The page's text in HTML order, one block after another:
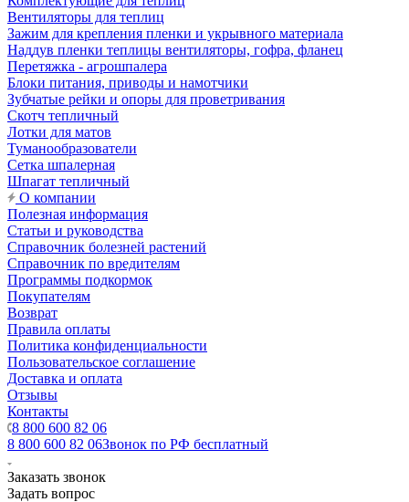
Вентиляторы для теплиц
Зажим для крепления пленки и укрывного материала
Наддув пленки теплицы вентиляторы, гофра, фланец
Перетяжка - агрошпалера
Блоки питания, приводы и намотчики
Зубчатые рейки и опоры для проветривания
Скотч тепличный
Лотки для матов
Туманообразователи
Сетка шпалерная
Шпагат тепличный
О компании
Полезная информация
Статьи и руководства
Справочник болезней растений
Справочник по вредителям
Программы подкормок
Покупателям
Возврат
Правила оплаты
Политика конфиденциальности
Пользовательское соглашение
Доставка и оплата
Отзывы
Контакты
8 800 600 82 06
8 800 600 82 06Звонок по РФ бесплатный
Заказать звонок
Задать вопрос